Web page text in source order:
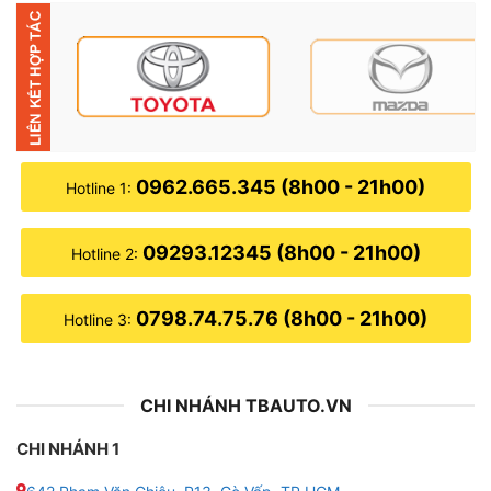
cảm biến áp suất lốp hiển thị ngay trên màn hình
Những lý do cần nâng cấp màn hình Zestech Z500
cho xe ô tô
Hotline 1: 0962.665.345 (8h00 - 21h00)
Hotline 2: 09293.12345 (8h00 - 21h00)
Hotline 3: 0798.74.75.76 (8h00 - 21h00)
CHI NHÁNH TBAUTO.VN
CHI NHÁNH 1